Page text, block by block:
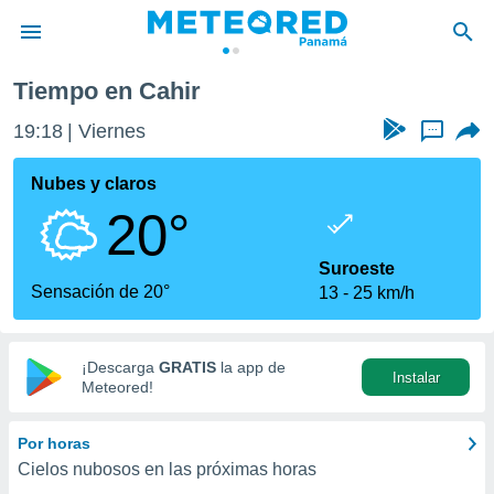
de
ha
calidad.
a este
las
y
digital
basada
Tiempo en Cahir
19:18 Viernes ...
Nubes y claros
20°
Sensación de 20°
Suroeste
13
25 km/h
¡Descarga GRATIS la app de
Meteored!
Instalar
Por horas
Cielos nubosos en las próximas horas